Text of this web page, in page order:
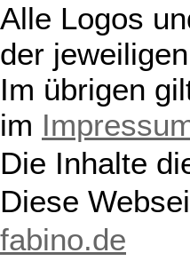
Alle Logos
der
Im übrigen
im
Die Inhalte
Diese
fabino.de